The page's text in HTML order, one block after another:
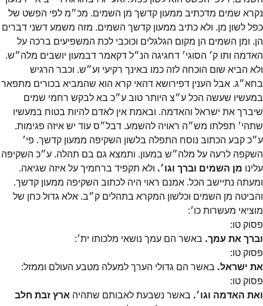
נקרא שמים מדכתיב ממעון קדשך מן השמים. מכ״מ לפי הפשט של
כפל לשון מן. ולא כתיב ממעון קדשך השמים. מזה משמע דשני דברים
הן. ומן השמים הן מקום הגלגלים וכוכבי לכת המשפיעים ברכה על
האדמה ותו ק׳ הסוגי׳ דחגיגה הנ״ל דקאמר דבמעון יושבים מלה״ש.
ולא הביא שום הוכחה לזה כמו באינך רקיעי וע״ש. וכבר הרגיש
בחא״ג. אבל הענין דפירושא דהאי קרא הוא שהמביא בכורים מתפאר
במעשיו שעשה הכל ע״צ היותר טוב ע״כ בא לבקש רחמי שמים
שיברך את ישראל והאדמה. ובאמת אין לאדם להיות בטוח במעשיו
שתהי׳ תפלתו מש״ה ראויה להשמע. דבל״ס עוד יש איזה פגימות.
ע״כ קבע הכתוב נוסח התפלה בלשון השקיפה ממעון קדשך. פי׳
השקפה לרעה על מלה״ש במעון. ותמצא גם בם תהלה. ע״כ השקיפה
עלינו מן השמים וברך וגו׳. ולא תקפיד ברחמיך על איזה שגיאה.
ומעתה נתיישב הכל. אמנם ראוי היה לכתוב השקיפה ממעון קדשך.
והביטה מן השמים וכלשון המקרא בתהלים ק״ב. אלא גדול כחן של
מוציאי מעשרות כו׳:
פסוק טו:
וברך את עמך. באשר הם עמך נושאי מלכותו ית׳:
פסוק טו:
את ישראל. באשר הם גדולי הערך למעלה מטבע העולם וממזל:
פסוק טו:
ואת האדמה וגו׳. באשר נשבעת לאבותם שתהיה ארץ זבת חלב